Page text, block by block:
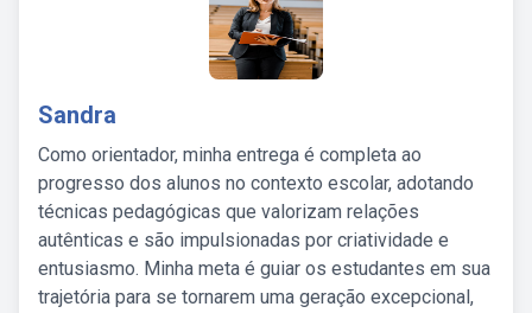
Sandra
Como orientador, minha entrega é completa ao
progresso dos alunos no contexto escolar, adotando
técnicas pedagógicas que valorizam relações
autênticas e são impulsionadas por criatividade e
entusiasmo. Minha meta é guiar os estudantes em sua
trajetória para se tornarem uma geração excepcional,